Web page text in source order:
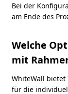
Bei der
am Ende des
Welche
mit
WhiteWall
für die